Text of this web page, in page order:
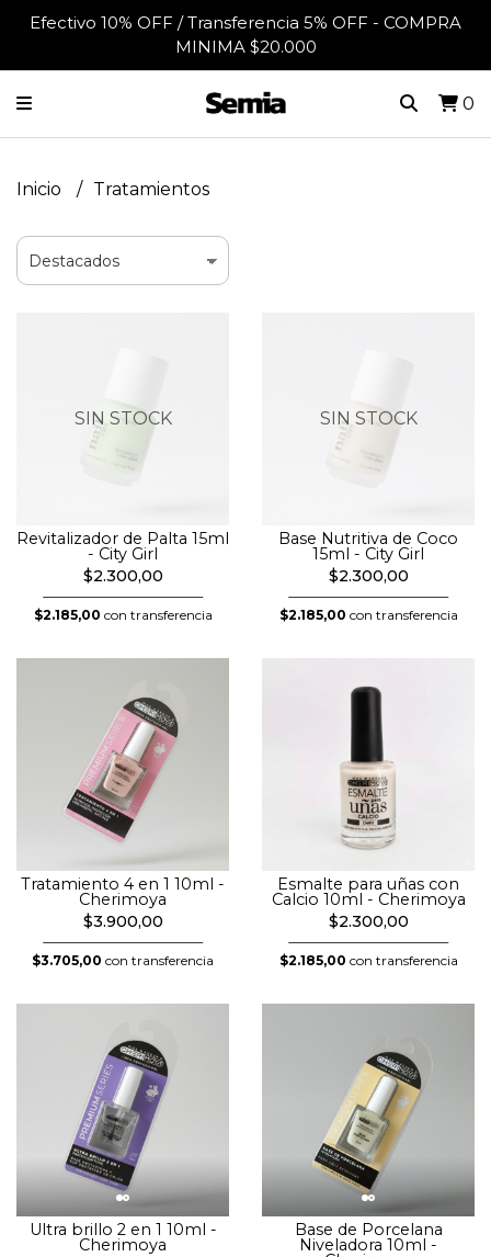
Efectivo 10% OFF / Transferencia 5% OFF - COMPRA
MINIMA $20.000
0
Inicio Tratamientos
SIN STOCK
Revitalizador de Palta 15ml
- City Girl
$2.300,00
$2.185,00 con transferencia
SIN STOCK
Base Nutritiva de Coco
15ml - City Girl
$2.300,00
$2.185,00 con transferencia
Tratamiento 4 en 1 10ml -
Cherimoya
$3.900,00
$3.705,00 con transferencia
Esmalte para uñas con
Calcio 10ml - Cherimoya
$2.300,00
$2.185,00 con transferencia
Ultra brillo 2 en 1 10ml -
Cherimoya
Base de Porcelana
Niveladora 10ml -